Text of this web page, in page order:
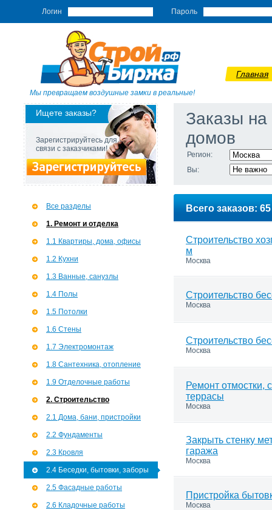
Логин Пароль
Мы превращаем воздушные замки в реальные!
Главная
Ищете заказы?
Зарегистрируйтесь для
связи с заказчиками!
Все разделы
1. Ремонт и отделка
1.1 Квартиры, дома, офисы
1.2 Кухни
1.3 Ванные, санузлы
1.4 Полы
1.5 Потолки
1.6 Стены
1.7 Э­лектромонтаж
1.8 Сантехника, отопление
1.9 Отделочные работы
2. Строительство
2.1 Дома, бани, пристройки
2.2 Фундаменты
2.3 Кровля
2.4 Беседки, бытовки, заборы
2.5 Фасадные работы
2.6 Кладочные работы
Заказы на
домов
Регион:
Вы:
Всего заказов: 65
Строительство
м
Москва
Строительство
Москва
Строительство
Москва
Ремонт отмостки,
террасы
Москва
Закрыть стенку
гаража
Москва
Пристройка
Москва